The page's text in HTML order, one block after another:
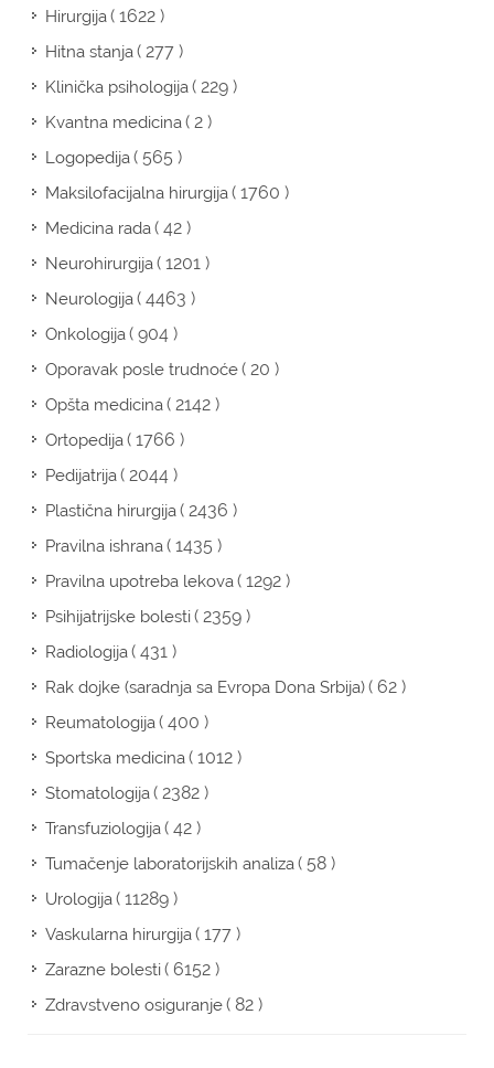
Hirurgija( 1622 )
Hitna stanja( 277 )
Klinička psihologija( 229 )
Kvantna medicina( 2 )
Logopedija( 565 )
Maksilofacijalna hirurgija( 1760 )
Medicina rada( 42 )
Neurohirurgija( 1201 )
Neurologija( 4463 )
Onkologija( 904 )
Oporavak posle trudnoće( 20 )
Opšta medicina( 2142 )
Ortopedija( 1766 )
Pedijatrija( 2044 )
Plastična hirurgija( 2436 )
Pravilna ishrana( 1435 )
Pravilna upotreba lekova( 1292 )
Psihijatrijske bolesti( 2359 )
Radiologija( 431 )
Rak dojke (saradnja sa Evropa Dona Srbija)( 62 )
Reumatologija( 400 )
Sportska medicina( 1012 )
Stomatologija( 2382 )
Transfuziologija( 42 )
Tumačenje laboratorijskih analiza( 58 )
Urologija( 11289 )
Vaskularna hirurgija( 177 )
Zarazne bolesti( 6152 )
Zdravstveno osiguranje( 82 )